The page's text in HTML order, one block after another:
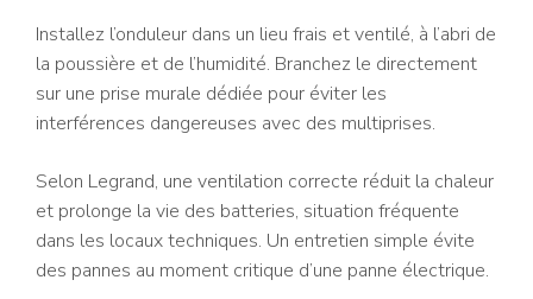
Installez l’onduleur dans un lieu frais et ventilé, à l’abri de
la poussière et de l’humidité. Branchez le directement
sur une prise murale dédiée pour éviter les
interférences dangereuses avec des multiprises.
Selon Legrand, une ventilation correcte réduit la chaleur
et prolonge la vie des batteries, situation fréquente
dans les locaux techniques. Un entretien simple évite
des pannes au moment critique d’une panne électrique.